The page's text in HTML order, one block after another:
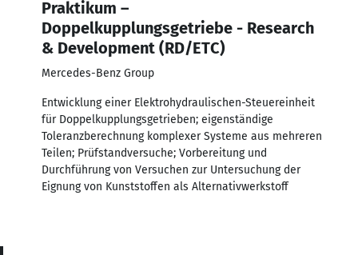
Praktikum –
Doppelkupplungsgetriebe - Research
& Development (RD/ETC)
Mercedes-Benz Group
Entwicklung einer Elektrohydraulischen-Steuereinheit
für Doppelkupplungsgetrieben; eigenständige
Toleranzberechnung komplexer Systeme aus mehreren
Teilen; Prüfstandversuche; Vorbereitung und
Durchführung von Versuchen zur Untersuchung der
Eignung von Kunststoffen als Alternativwerkstoff